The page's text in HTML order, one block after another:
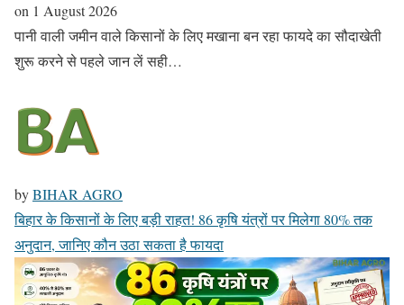
on 1 August 2026
पानी वाली जमीन वाले किसानों के लिए मखाना बन रहा फायदे का सौदाखेती
शुरू करने से पहले जान लें सही…
byBIHAR AGRO
बिहार के किसानों के लिए बड़ी राहत! 86 कृषि यंत्रों पर मिलेगा 80% तक
अनुदान, जानिए कौन उठा सकता है फायदा